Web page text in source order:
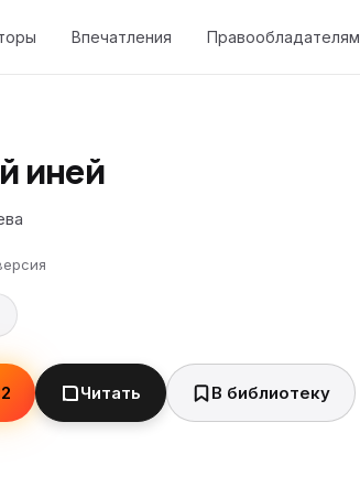
Впечатления Правообладателям
иней
Читать В библиотеку